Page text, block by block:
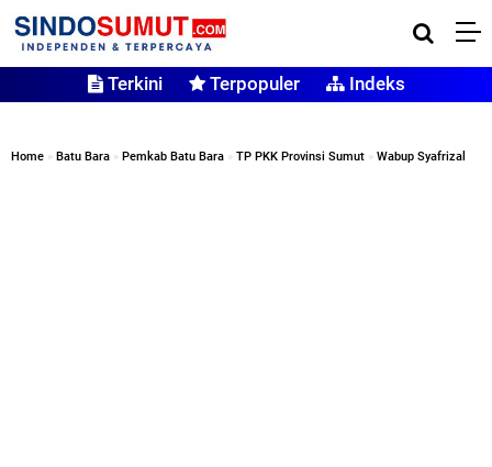
Terkini Terpopuler Indeks
Home » Batu Bara » Pemkab Batu Bara » TP PKK Provinsi Sumut » Wabup Syafrizal